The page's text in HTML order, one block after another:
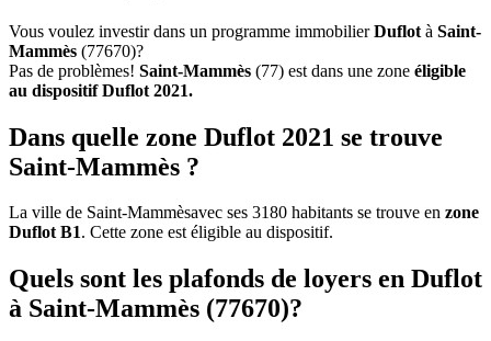
Vous voulez investir dans un programme immobilierDuflot à Saint-
Mammès (77670)?
Pas de problèmes! Saint-Mammès (77) est dans une zone éligible
au dispositif Duflot 2021.
Dans quelle zone Duflot 2021 se trouve
Saint-Mammès ?
La ville de Saint-Mammèsavec ses 3180 habitants se trouve en zone
Duflot B1. Cette zone est éligible au dispositif.
Quels sont les plafonds de loyers en Duflot
à Saint-Mammès (77670)?